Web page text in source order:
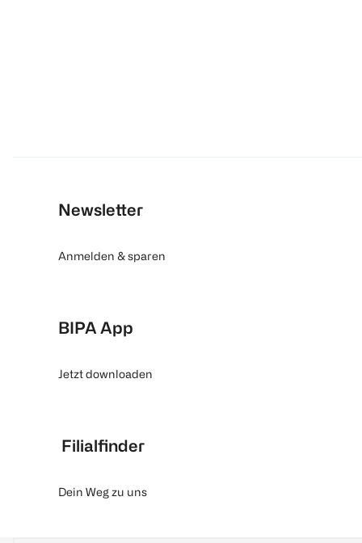
Newsletter
Anmelden & sparen
BIPA App
Jetzt downloaden
Filialfinder
Dein Weg zu uns